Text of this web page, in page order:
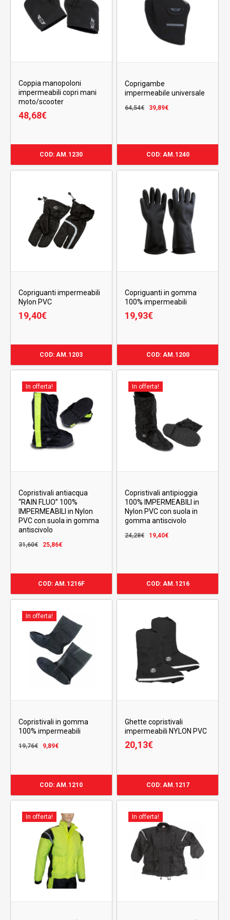
Coppia manopoloni
impermeabili copri mani
moto/scooter
48,68€
COD: AM.1230
48,68€
Coprigambe
impermeabile universale
64,54€
Il
64,54€.
39,89€Il
39,89€.
COD: AM.1240
Prezzo
Era:
Prezzo
È:
Copriguanti impermeabili
Nylon PVC
19,40€
COD: AM.1203
Copriguanti in gomma
100% impermeabili
19,93€
COD: AM.1200
In offerta!
Copristivali antiacqua
“RAIN FLUO” 100%
IMPERMEABILI in Nylon
PVC con suola in gomma
antiscivolo
31,60€
Il
era:
31,60€.
25,86€Il
è:
25,86€.
COD: AM.1216F
In offerta!
Copristivali antipioggia
100% IMPERMEABILI in
Nylon PVC con suola in
gomma antiscivolo
24,28€
Il
24,28€.
19,40€Il
19,40€.
COD: AM.1216
In offerta!
Copristivali in gomma
100% impermeabili
19,76€
Il
era:
19,76€.
9,89€Il
è:
9,89€.
COD: AM.1210
Ghette copristivali
impermeabili NYLON PVC
20,13€
COD: AM.1217
In offerta! In offerta!